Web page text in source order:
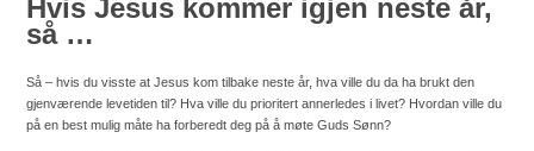
Hvis Jesus kommer igjen neste år,
så …
Så – hvis du visste at Jesus kom tilbake neste år, hva ville du da ha brukt den
gjenværende levetiden til? Hva ville du prioritert annerledes i livet? Hvordan ville du
på en best mulig måte ha forberedt deg på å møte Guds Sønn?